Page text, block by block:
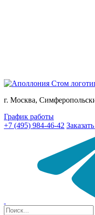
г. Москва,
График работы
+7 (495) 984-46-42